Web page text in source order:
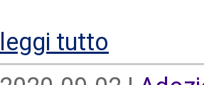
leggi tutto